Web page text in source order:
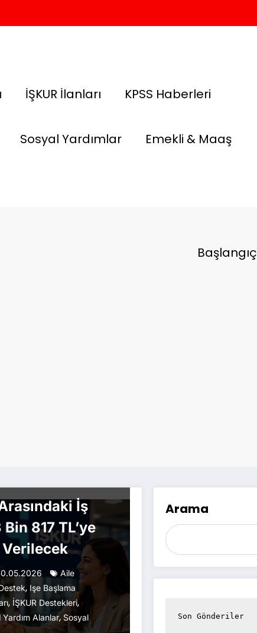
İŞKUR İlanları KPSS Haberleri
Sosyal Yardımlar Emekli & Maaş
Başlangıç
İş
817 TL’ye
Verilecek
Aile
, Işe Başlama
, İŞKUR Destekleri,
Yardım Alanlar, Sosyal
Arama
Son Gönderiler